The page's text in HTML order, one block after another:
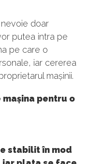
doar
putea intra pe
pe care o
iar cererea
mașinii.
pentru o
stabilit în mod